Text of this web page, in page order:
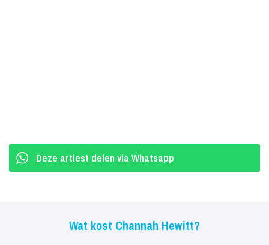
Deze artiest delen via Whatsapp
Wat kost Channah Hewitt?